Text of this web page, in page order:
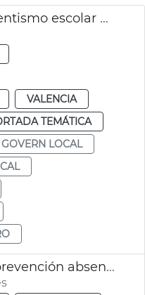
Programa contra absentismo escolar València
VALENCIA
TEMÁTICA
LOCAL
Licitación programa prevención absentismo escolar Ayuntamiento València